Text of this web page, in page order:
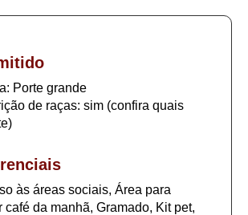
Porte grande
de raças: sim (confira quais
às áreas sociais, Área para
café da manhã, Gramado, Kit pet,